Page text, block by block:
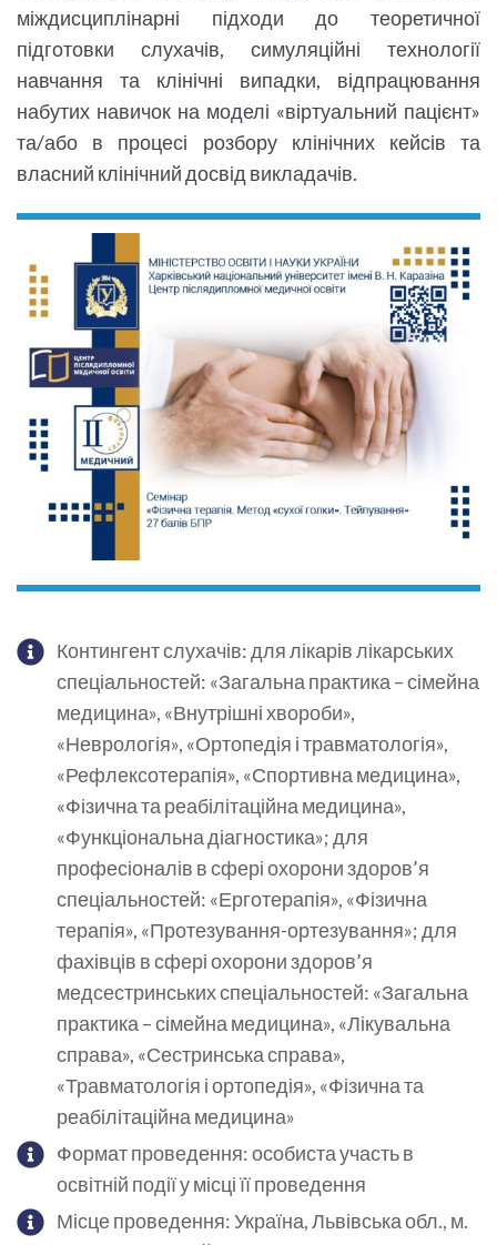
міждисциплінарні підходи до теоретичної
підготовки слухачів, симуляційні технології
навчання та клінічні випадки, відпрацювання
набутих навичок на моделі «віртуальний пацієнт»
та/або в процесі розбору клінічних кейсів та
власний клінічний досвід викладачів.
Контингент слухачів: для лікарів лікарських
спеціальностей: «Загальна практика – сімейна
медицина», «Внутрішні хвороби»,
«Неврологія», «Ортопедія і травматологія»,
«Рефлексотерапія», «Спортивна медицина»,
«Фізична та реабілітаційна медицина»,
«Функціональна діагностика»; для
професіоналів в сфері охорони здоров’я
спеціальностей: «Ерготерапія», «Фізична
терапія», «Протезування-ортезування»; для
фахівців в сфері охорони здоров’я
медсестринських спеціальностей: «Загальна
практика – сімейна медицина», «Лікувальна
справа», «Сестринська справа»,
«Травматологія і ортопедія», «Фізична та
реабілітаційна медицина»
Формат проведення: особиста участь в
освітній події у місці її проведення
Місце проведення: Україна, Львівська обл., м.